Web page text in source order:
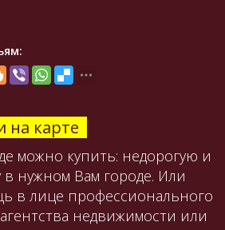
на карте
можно купить: недорогую и
нужном Вам городе. Или
в лице профессионального
недвижимости или